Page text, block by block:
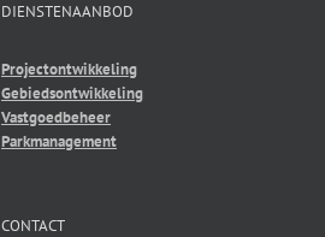
DIENSTENAANBOD
Projectontwikkeling
Gebiedsontwikkeling
Vastgoedbeheer
Parkmanagement
CONTACT